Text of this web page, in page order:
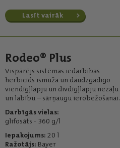
Lasīt vairāk
Rodeo® Plus
Vispārējs sistēmas iedarbības
herbicīds īsmūža un daudzgadīgo
viendīgļlapju un divdīgļlapju nezāļu
un labību – sārņaugu ierobežošanai.
Darbīgās vielas:
glifosāts - 360 g/l
Iepakojums: 20 l
Ražotājs: Bayer